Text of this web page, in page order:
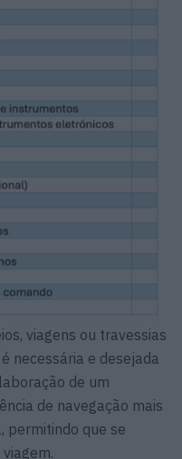
viagens ou travessias
necessária e desejada
de um
de navegação mais
permitindo que se